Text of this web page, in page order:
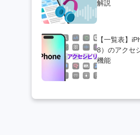
解説
【一覧表】
8）のアクセ
機能